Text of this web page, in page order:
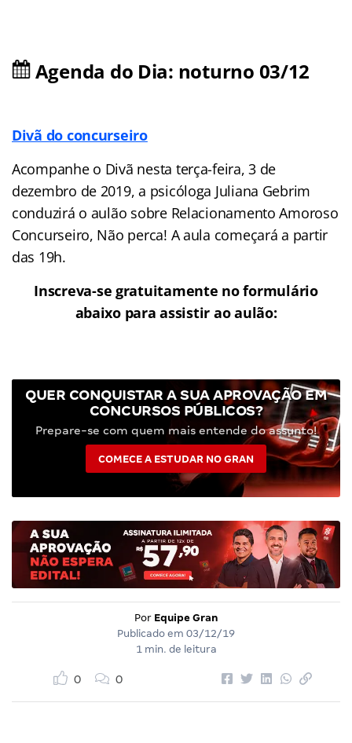
Agenda do Dia: noturno 03/12
Divã do concurseiro
Acompanhe o Divã nesta terça-feira, 3 de
dezembro de 2019, a psicóloga Juliana Gebrim
conduzirá o aulão sobre Relacionamento Amoroso
Concurseiro, Não perca! A aula começará a partir
das 19h.
Inscreva-se gratuitamente no formulário
abaixo para assistir ao aulão:
QUER CONQUISTAR A SUA APROVAÇÃO EM
CONCURSOS PÚBLICOS?
Prepare-se com quem mais entende do assunto!
COMECE A ESTUDAR NO GRAN
Por Equipe Gran
Publicado em 03/12/19
1 min. de leitura
0 0